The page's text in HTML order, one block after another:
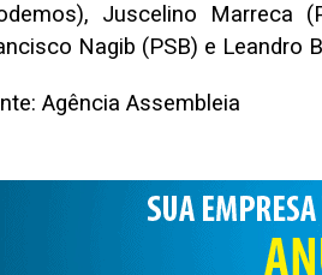
Juscelino Marreca
Nagib (PSB) e Leandro
Agência Assembleia